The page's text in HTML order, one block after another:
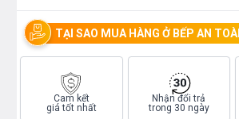
TẠI SAO MUA HÀNG Ở BẾP AN
Cam kết
giá tốt nhất
Nhận đổi trả
trong 30 ngày